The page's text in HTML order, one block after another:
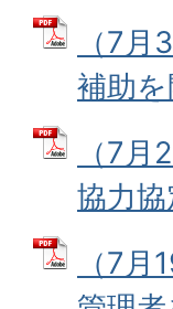
（7
補助
（7
協力
（7